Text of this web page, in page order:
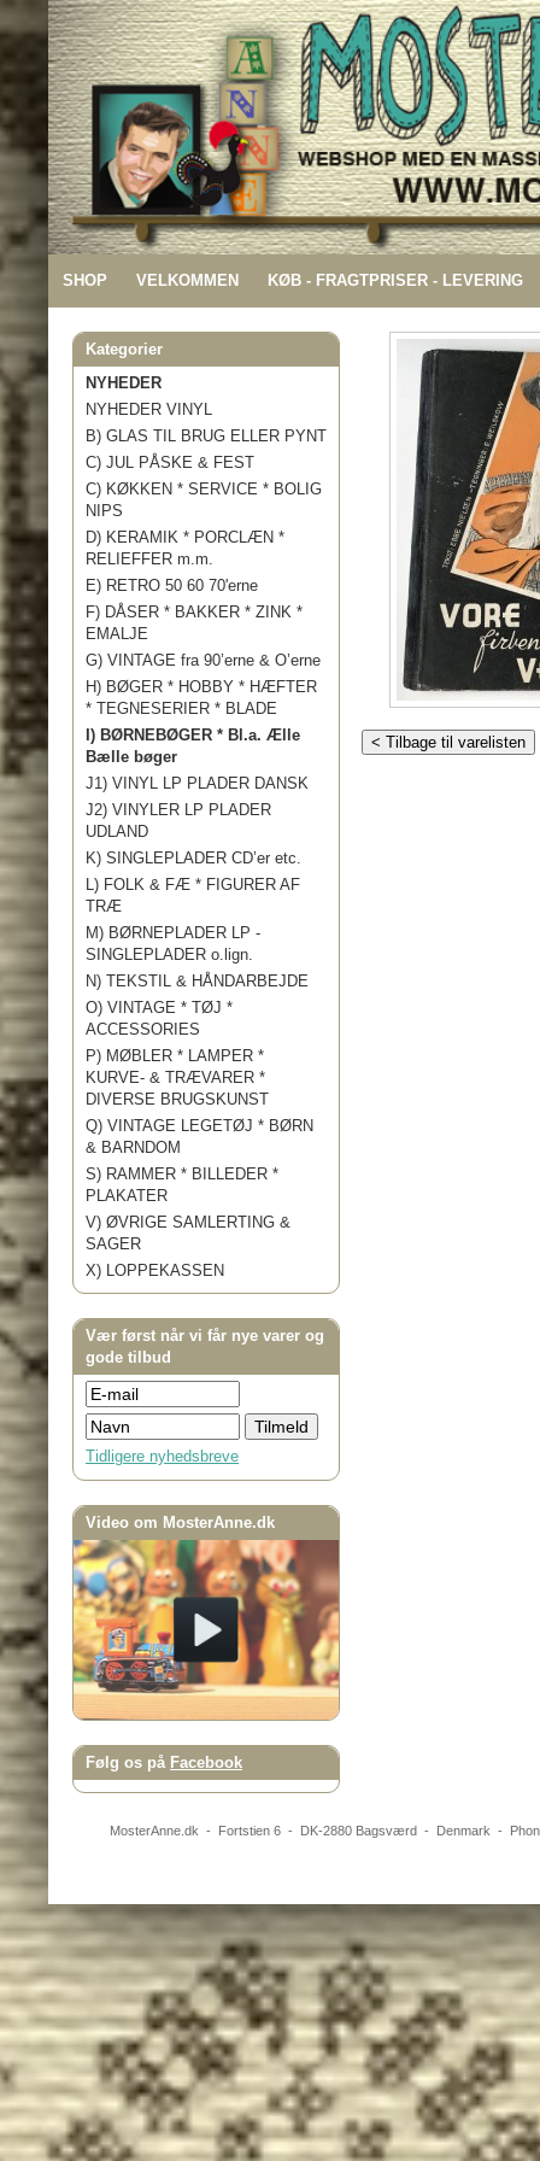
SHOP VELKOMMEN KØB - FRAGTPRISER - LEVERING
Kategorier
NYHEDER
NYHEDER VINYL
B) GLAS TIL BRUG ELLER PYNT
C) JUL PÅSKE & FEST
C) KØKKEN * SERVICE * BOLIG
NIPS
D) KERAMIK * PORCLÆN *
RELIEFFER m.m.
E) RETRO 50 60 70'erne
F) DÅSER * BAKKER * ZINK *
EMALJE
G) VINTAGE fra 90’erne & O’erne
H) BØGER * HOBBY * HÆFTER
* TEGNESERIER * BLADE
I) BØRNEBØGER * Bl.a. Ælle
Bælle bøger
J1) VINYL LP PLADER DANSK
J2) VINYLER LP PLADER
UDLAND
K) SINGLEPLADER CD’er etc.
L) FOLK & FÆ * FIGURER AF
TRÆ
M) BØRNEPLADER LP -
SINGLEPLADER o.lign.
N) TEKSTIL & HÅNDARBEJDE
O) VINTAGE * TØJ *
ACCESSORIES
P) MØBLER * LAMPER *
KURVE- & TRÆVARER *
DIVERSE BRUGSKUNST
Q) VINTAGE LEGETØJ * BØRN
& BARNDOM
S) RAMMER * BILLEDER *
PLAKATER
V) ØVRIGE SAMLERTING &
SAGER
X) LOPPEKASSEN
Vær først når vi får nye varer og
gode tilbud
Tidligere nyhedsbreve
Video om MosterAnne.dk
Følg os på Facebook
< Tilbage til varelisten
MosterAnne.dk - Fortstien 6- DK-2880 Bagsværd- Denmark -